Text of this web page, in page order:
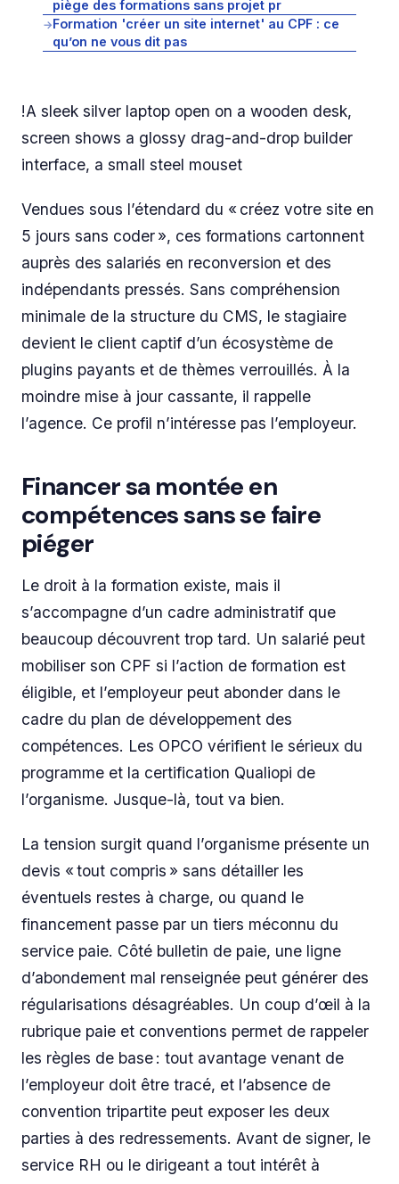
piège des formations sans projet pr
→Formation 'créer un site internet' au CPF : ce
qu’on ne vous dit pas
!A sleek silver laptop open on a wooden desk,
screen shows a glossy drag-and-drop builder
interface, a small steel mouset
Vendues sous l’étendard du « créez votre site en
5 jours sans coder », ces formations cartonnent
auprès des salariés en reconversion et des
indépendants pressés. Sans compréhension
minimale de la structure du CMS, le stagiaire
devient le client captif d’un écosystème de
plugins payants et de thèmes verrouillés. À la
moindre mise à jour cassante, il rappelle
l’agence. Ce profil n’intéresse pas l’employeur.
Financer sa montée en
compétences sans se faire
piéger
Le droit à la formation existe, mais il
s’accompagne d’un cadre administratif que
beaucoup découvrent trop tard. Un salarié peut
mobiliser son CPF si l’action de formation est
éligible, et l’employeur peut abonder dans le
cadre du plan de développement des
compétences. Les OPCO vérifient le sérieux du
programme et la certification Qualiopi de
l’organisme. Jusque-là, tout va bien.
La tension surgit quand l’organisme présente un
devis « tout compris » sans détailler les
éventuels restes à charge, ou quand le
financement passe par un tiers méconnu du
service paie. Côté bulletin de paie, une ligne
d’abondement mal renseignée peut générer des
régularisations désagréables. Un coup d’œil à la
rubrique paie et conventions permet de rappeler
les règles de base : tout avantage venant de
l’employeur doit être tracé, et l’absence de
convention tripartite peut exposer les deux
parties à des redressements. Avant de signer, le
service RH ou le dirigeant a tout intérêt à